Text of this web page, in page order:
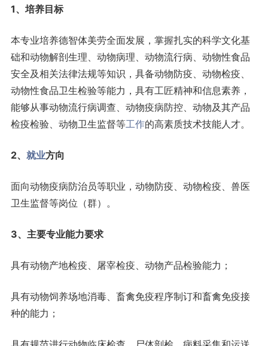
1、培养目标
本专业培养德智体美劳全面发展，掌握扎实的科学文化基
础和动物解剖生理、动物病理、动物流行病、动物性食品
安全及相关法律法规等知识，具备动物防疫、动物检疫、
动物性食品卫生检验等能力，具有工匠精神和信息素养，
能够从事动物流行病调查、动物疫病防控、动物及其产品
检疫检验、动物卫生监督等工作的高素质技术技能人才。
2、 就业方向
面向动物疫病防治员等职业，动物防疫、动物检疫、兽医
卫生监督等岗位（群）。
3、主要专业能力要求
具有动物产地检疫、屠宰检疫、动物产品检验能力；
具有动物饲养场地消毒、畜禽免疫程序制订和畜禽免疫接
种的能力；